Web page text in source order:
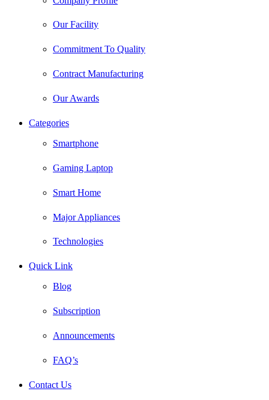
Our Facility
Commitment To Quality
Contract Manufacturing
Our Awards
Categories
Smartphone
Gaming Laptop
Smart Home
Major Appliances
Technologies
Quick Link
Blog
Subscription
Announcements
FAQ’s
Contact Us